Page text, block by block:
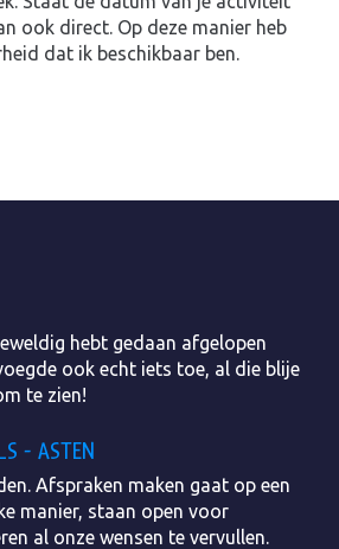
ook direct. Op deze manier heb
dat ik beschikbaar ben.
hebt gedaan afgelopen
ook echt iets toe, al die blije
te zien!
- ASTEN
Afspraken maken gaat op een
manier, staan open voor
al onze wensen te vervullen.